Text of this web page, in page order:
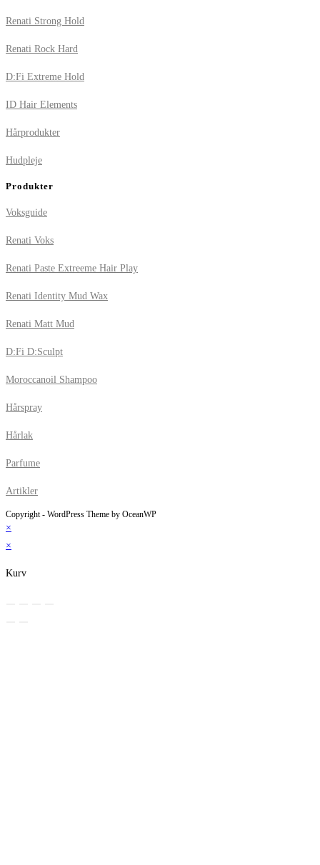
Renati Strong Hold
Renati Rock Hard
D:Fi Extreme Hold
ID Hair Elements
Hårprodukter
Hudpleje
Produkter
Voksguide
Renati Voks
Renati Paste Extreeme Hair Play
Renati Identity Mud Wax
Renati Matt Mud
D:Fi D:Sculpt
Moroccanoil Shampoo
Hårspray
Hårlak
Parfume
Artikler
Copyright - WordPress Theme by OceanWP
×
×
Kurv